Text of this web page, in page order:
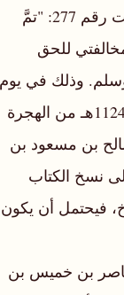
المخطوطات بوزارة التراث القومي والثقافة بمسقط تحت رقم 277: "تمَّ
للحق
وذلك في يوم
الخميس لثلاثين ليلة من شهر ذي القعدة من شهور سنة 1124هـ من الهجرة
بن مسعود بن
نسخ الكتاب
فيحتمل أن يكون
ناصر بن خميس بن